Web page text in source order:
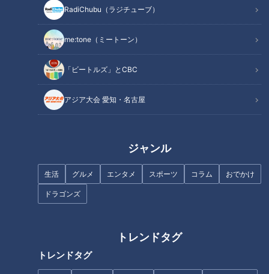
RadiChubu（ラジチューブ）
me:tone（ミートーン）
「ビートルズ」とCBC
アジア大会 愛知・名古屋
ジャンル
生活 グルメ エンタメ スポーツ コラム おでかけ
ドラゴンズ
トレンドタグ
トレンドタグ
材料（2人分）
新玉ねぎ 1個(250g)
だし汁 2と1/2カップ
酒 大さじ1
しょうゆ 小さじ1
鶏ひき肉 80g
酒 大さじ1
片栗粉 小さじ1/2
作り方